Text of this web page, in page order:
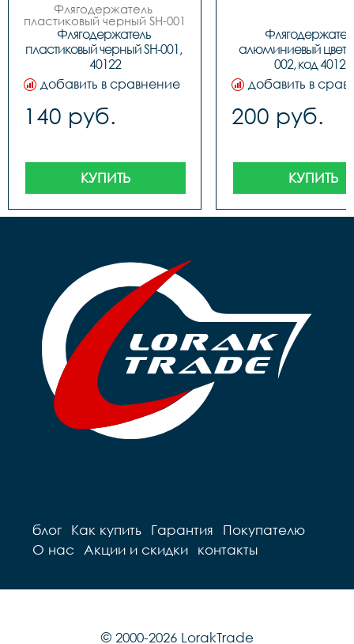
Флягодержатель
пластиковый черный SH-001
код. 40122
Флягодержатель
пластиковый черный SH-001,
40122
добавить в сравнение
140 руб.
КУПИТЬ
алюминиевый
002, код 40123
добавить в
200 руб.
КУПИТЬ
блог Как купить Гарантия
Покупателю
О нас
Акции и скидки контакты
© 2000-2026 LorakTrade